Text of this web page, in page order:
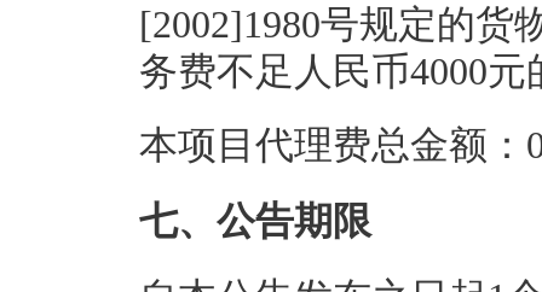
[2002]1980号规定的货
务费不足人民币4000
本项目代理费总金额：
七、公告期限